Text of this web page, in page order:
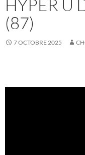
HYPER U
(87)
7 OCTOBRE 2025